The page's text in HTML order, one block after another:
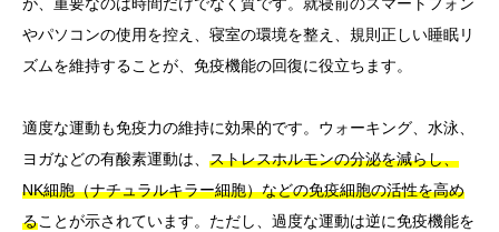
が、重要なのは時間だけでなく質です。就寝前のスマートフォン
やパソコンの使用を控え、寝室の環境を整え、規則正しい睡眠リ
ズムを維持することが、免疫機能の回復に役立ちます。
適度な運動も免疫力の維持に効果的です。ウォーキング、水泳、
ヨガなどの有酸素運動は、 ストレスホルモンの分泌を減らし、
NK細胞（ナチュラルキラー細胞）などの免疫細胞の活性を高め
ることが示されています。ただし、過度な運動は逆に免疫機能を